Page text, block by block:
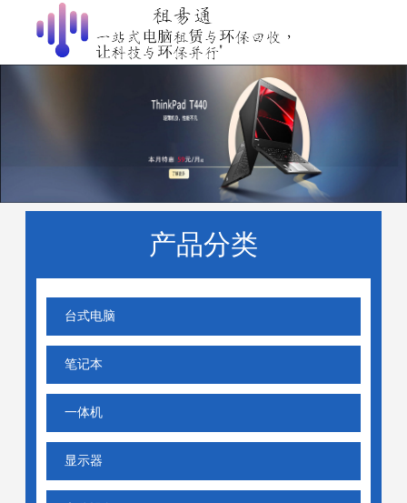
产品分类
台式电脑
笔记本
一体机
显示器